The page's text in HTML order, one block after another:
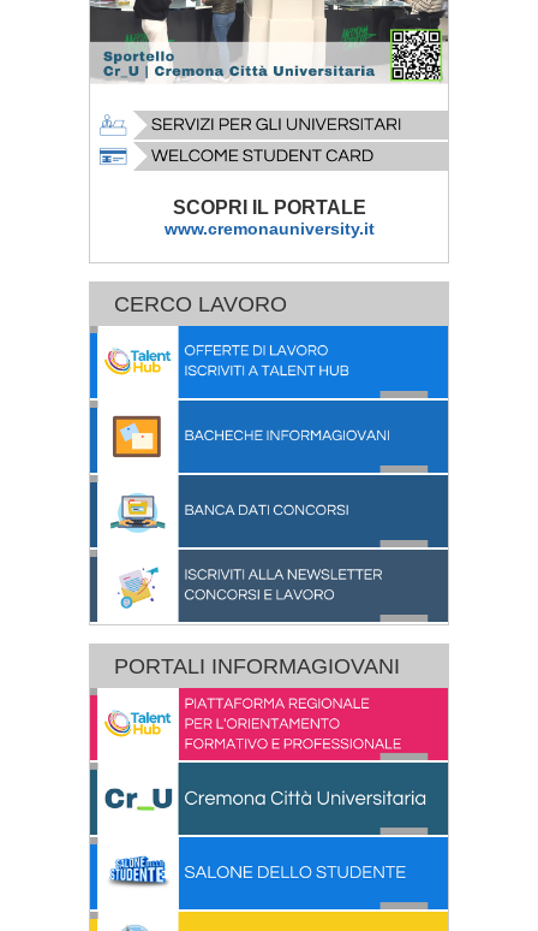
SCOPRI IL PORTALE
www.cremonauniversity.it
CERCO LAVORO
PORTALI INFORMAGIOVANI